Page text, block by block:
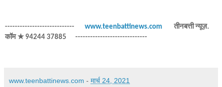
---------------------------- www.teenbattinews.com
        तीनबत्ती न्यूज़.
कॉम ★ 94244 37885      -----------------------------
www.teenbattinews.com - मार्च 24, 2021